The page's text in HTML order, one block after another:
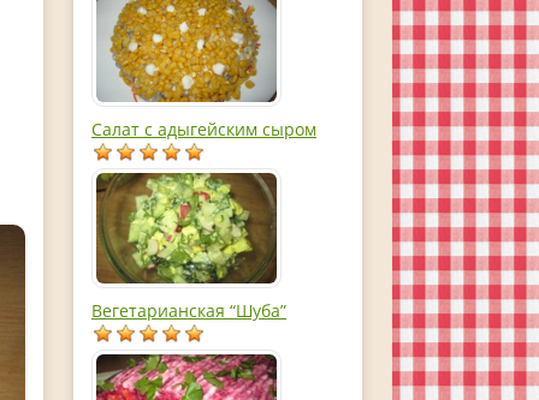
Салат с адыгейским сыром
Вегетарианская “Шуба”